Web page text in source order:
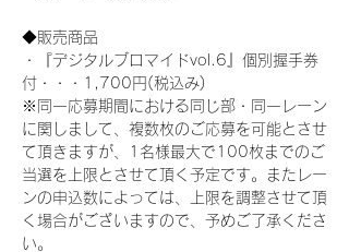
◆販売商品
・『デジタルブロマイドvol.6』個別握手券
付・・・1,700円(税込み)
※同一応募期間における同じ部・同一レーン
に関しまして、複数枚のご応募を可能とさせ
て頂きますが、1名様最大で100枚までのご
当選を上限とさせて頂く予定です。またレー
ンの申込数によっては、上限を調整させて頂
く場合がございますので、予めご了承くださ
い。